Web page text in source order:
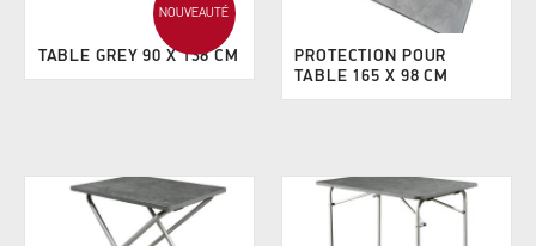
NOUVEAUTÉ
TABLE GREY 90 X 138 CM
PROTECTION POUR
TABLE 165 X 98 CM